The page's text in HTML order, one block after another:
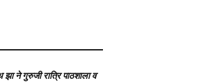
ने गुरुजी रात्रि पाठशाला व